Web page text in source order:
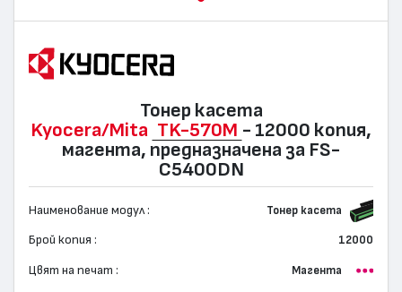
Тонер касета
Kyocera/Mita TK-570M - 12000 копия,
магента, предназначена за FS-
C5400DN
Наименование модул : Тонер касета
Брой копия : 12000
Цвят на печат : Магента